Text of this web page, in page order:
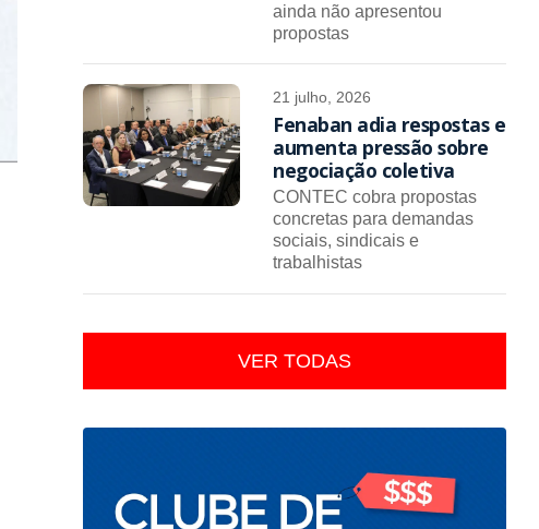
ainda não apresentou
propostas
21 julho, 2026
Fenaban adia respostas e
aumenta pressão sobre
negociação coletiva
CONTEC cobra propostas
concretas para demandas
sociais, sindicais e
trabalhistas
VER TODAS